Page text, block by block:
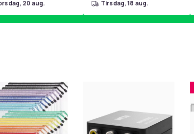
20 aug. tirsdag, 18 aug.